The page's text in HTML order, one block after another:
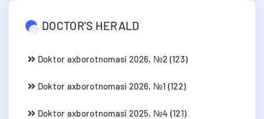
DOCTOR'S HERALD
Doktor axborotnomasi 2026, №2 (123)
Doktor axborotnomasi 2026, №1 (122)
Doktor axborotnomasi 2025, №4 (121)